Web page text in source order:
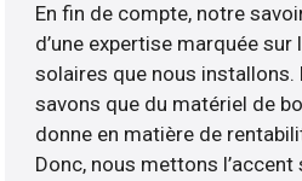
En fin de compte, notre
d’une expertise marquée
solaires que nous installons.
savons que du matériel de
donne en matière de
Donc, nous mettons